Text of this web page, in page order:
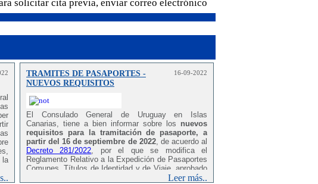
solicitar cita previa, enviar correo electrónico a
la
TRAMITES DE PASAPORTES -
NUEVOS REQUISITOS
16-09-2022
El Consulado General de Uruguay en Islas
Canarias, tiene a bien informar sobre los nuevos
requisitos para la tramitación de pasaporte, a
partir del 16 de septiembre de 2022, de acuerdo al
Decreto 281/2022, por el que se modifica el
Reglamento Relativo a la Expedición de Pasaportes
Comunes, Títulos de Identidad y de Viaje, aprobado
Leer más..